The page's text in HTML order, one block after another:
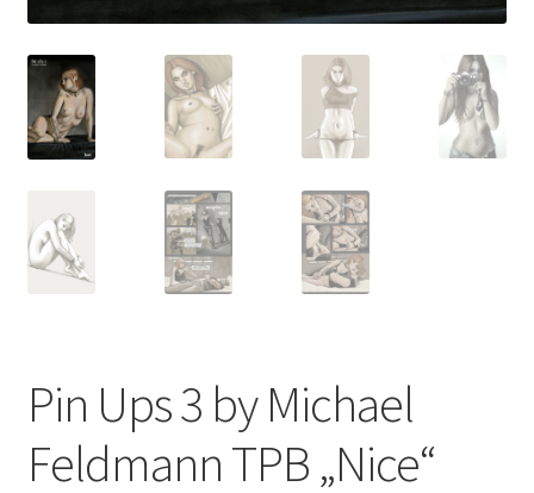
Pin Ups 3 by Michael
Feldmann TPB „Nice“